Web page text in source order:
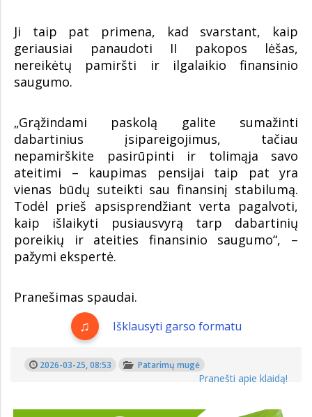
Ji taip pat primena, kad svarstant, kaip
geriausiai panaudoti II pakopos lėšas,
nereikėtų pamiršti ir ilgalaikio finansinio
saugumo.
„Grąžindami paskolą galite sumažinti
dabartinius įsipareigojimus, tačiau
nepamirškite pasirūpinti ir tolimąja savo
ateitimi – kaupimas pensijai taip pat yra
vienas būdų suteikti sau finansinį stabilumą.
Todėl prieš apsisprendžiant verta pagalvoti,
kaip išlaikyti pusiausvyrą tarp dabartinių
poreikių ir ateities finansinio saugumo“, –
pažymi ekspertė.
Pranešimas spaudai.
Išklausyti garso formatu
2026-03-25, 08:53 Patarimų mugė
Pranešti apie klaidą!